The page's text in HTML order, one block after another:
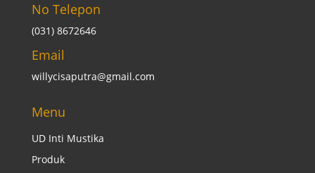
No Telepon
(031) 8672646
Email
willycisaputra@gmail.com
Menu
UD Inti Mustika
Produk